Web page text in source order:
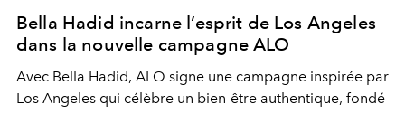
Bella Hadid incarne l’esprit de Los Angeles
dans la nouvelle campagne ALO
Avec Bella Hadid, ALO signe une campagne inspirée par
Los Angeles qui célèbre un bien-être authentique, fondé